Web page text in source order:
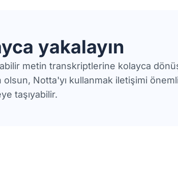
yakalayın
metin transkriptlerine kolayca
Notta'yı kullanmak iletişimi
taşıyabilir.